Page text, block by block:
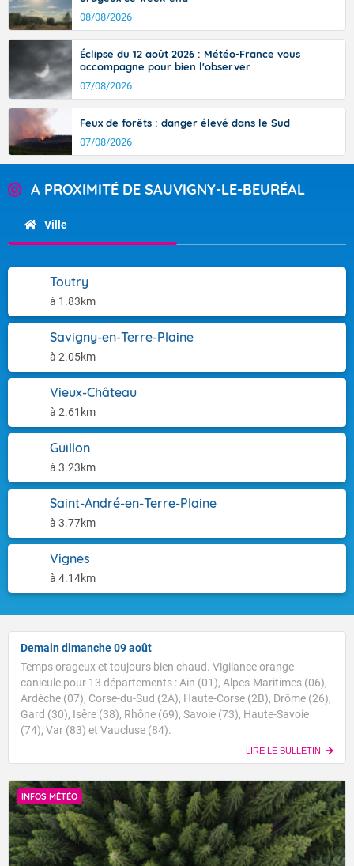
08/08/2026
Éclipse du 12 août 2026 : Météo-France vous
accompagne pour bien l'observer
07/08/2026
Feux de forêts : danger élevé dans le Sud
07/08/2026
A PROXIMITÉ DE SAUVIGNY-LE-BEURÉAL
Ville
Toutry
à 1.83km
Savigny-en-Terre-Plaine
à 2.05km
Vieux-Château
à 2.61km
Guillon
à 3.23km
Saint-André-en-Terre-Plaine
à 3.77km
Vignes
à 4.14km
Demain dimanche 09 août
Temps orageux et toujours bien chaud. Vigilance orange
canicule pour 13 départements : Ain (01), Alpes-Maritimes (06),
Ardèche (07), Corse-du-Sud (2A), Haute-Corse (2B), Drôme (26),
Gard (30), Isère (38), Rhône (69), Savoie (73), Haute-Savoie
(74), Var (83) et Vaucluse (84).
LIRE LE BULLETIN
INFOS MÉTÉO